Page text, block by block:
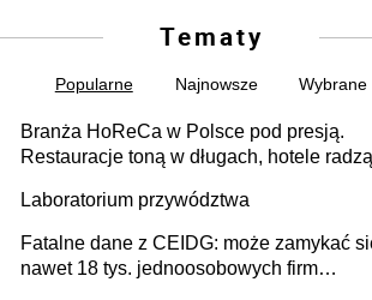
Tematy
Popularne Najnowsze Wybrane
Branża HoReCa w Polsce pod presją.
Restauracje toną w długach, hotele radzą
Laboratorium przywództwa
Fatalne dane z CEIDG: może zamykać
nawet 18 tys. jednoosobowych firm